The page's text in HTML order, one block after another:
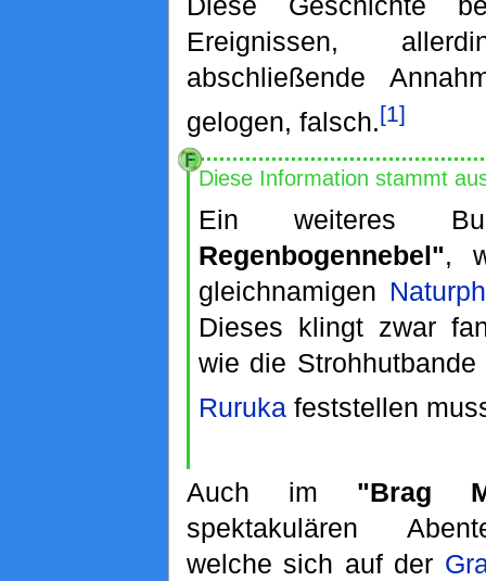
Ereignissen,
abschließende
gelogen, falsch.[1]
Diese Information stammt
Ein weiteres
Regenbogennebel",
gleichnamigen
Dieses klingt zwar
wie die
Rurukafeststellen
Auch im "Brag
spektakulären
welche sich auf der